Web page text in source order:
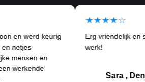
keurig
en
★★★★☆
Erg vriendelijk en snelle
Sara , Den Haag